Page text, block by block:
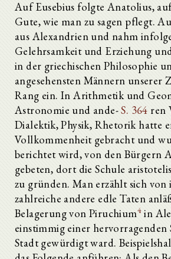
Auf Eusebius folgte Anatolius,
Gute, wie man zu sagen pflegt.
aus Alexandrien und nahm
Gelehrsamkeit und Erziehung
in der griechischen Philosophie
angesehensten Männern unserer
Rang ein. In Arithmetik und
Astronomie und ande-S. 364 ren
Dialektik, Physik, Rhetorik hatte
Vollkommenheit gebracht und
berichtet wird, von den Bürgern
gebeten, dort die Schule
zu gründen. Man erzählt sich von
zahlreiche andere edle Taten
Belagerung von Piruchium4 in
einstimmig einer hervorragenden
Stadt gewürdigt ward.